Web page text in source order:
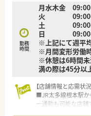
■長く同じ会社で安
と働きやすい職場
す。
勤務
時間
月水木金
火 09:00
土 09:00
日 09:00～
※上記にて週平
※月間変形労働
※休憩は6時間未
満の際は45分以
【店舗情報と応需状
■JR太多線根本駅か
ー通勤も可能な店舗